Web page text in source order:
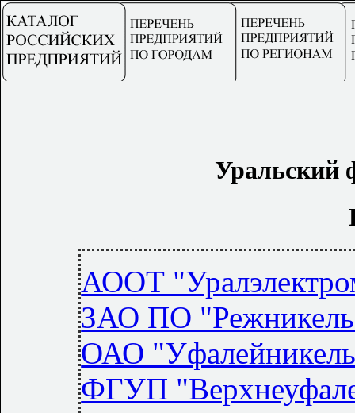
Уральский
АООТ
ЗАО ПО
ОАО
ФГУП